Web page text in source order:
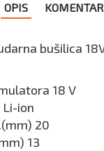
OPIS
bušilica
18 V
ion
20
13